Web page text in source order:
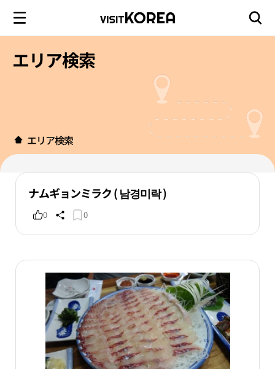
エリア検索
エリア検索
ナムギョンミラク ( 남경미락 )
0 0